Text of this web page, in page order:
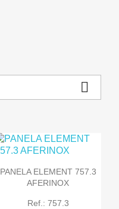

PANELA ELEMENT 757.3
AFERINOX
Ref.: 757.3